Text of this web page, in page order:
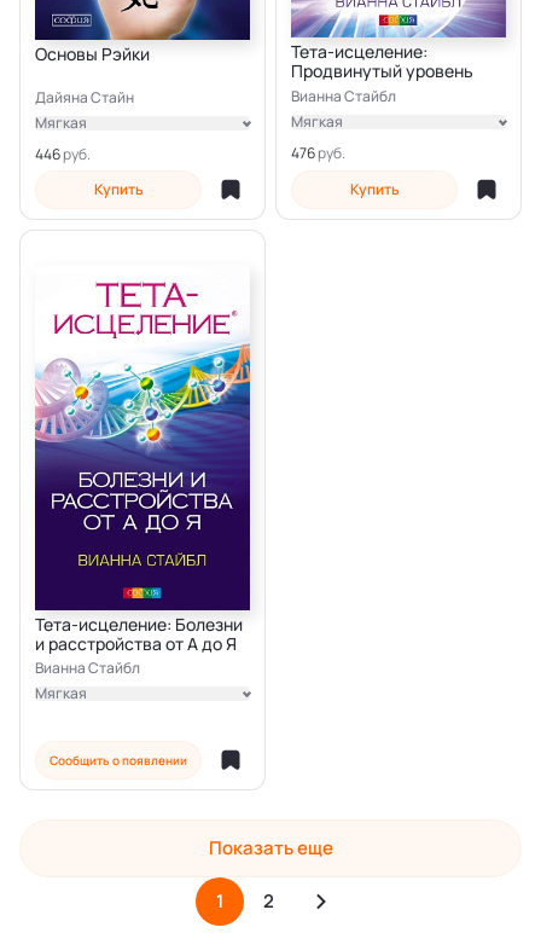
Основы Рэйки
Дайяна Стайн
446
Мягкая
Электронная
Купить
Тета-исцеление:
Продвинутый уровень
Вианна Стайбл
476
Мягкая
Электронная
Купить
Тета-исцеление: Болезни
и расстройства от А до Я
Вианна Стайбл
Мягкая
Сообщить о появлении
Показать еще
1 2